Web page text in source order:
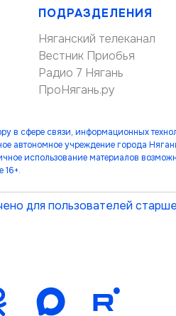
ПОДРАЗДЕЛЕНИЯ
Няганский телеканал
Вестник Приобья
Радио 7 Нягань
ПроНягань.ру
в сфере связи, информационных
учреждение города
использование материалов
16+.
для пользователей